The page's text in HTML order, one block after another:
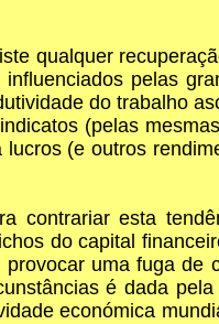
qualquer
pelas
do trabalho
(pelas
(e outros
contrariar esta
do capital
uma fuga
é dada
económica